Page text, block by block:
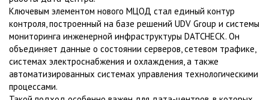
Ключевым элементом нового МЦОД стал единый контур
контроля, построенный на базе решений UDV Group и системы
мониторинга инженерной инфраструктуры DATCHECK. Он
объединяет данные о состоянии серверов, сетевом трафике,
системах электроснабжения и охлаждения, а также
автоматизированных системах управления технологическими
процессами.